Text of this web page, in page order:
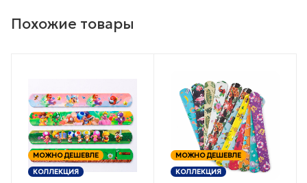
Похожие товары
МОЖНО ДЕШЕВЛЕ
КОЛЛЕКЦИЯ
МОЖНО ДЕШЕВЛЕ
КОЛЛЕКЦИЯ